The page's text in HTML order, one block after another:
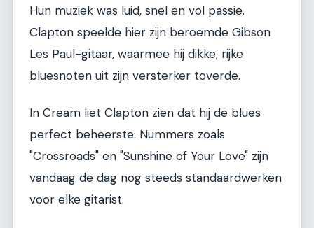
Hun muziek was luid, snel en vol passie.
Clapton speelde hier zijn beroemde Gibson
Les Paul-gitaar, waarmee hij dikke, rijke
bluesnoten uit zijn versterker toverde.
In Cream liet Clapton zien dat hij de blues
perfect beheerste. Nummers zoals
"Crossroads" en "Sunshine of Your Love" zijn
vandaag de dag nog steeds standaardwerken
voor elke gitarist.